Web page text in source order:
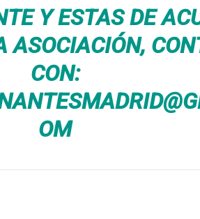
Y ESTAS DE
ASOCIACIÓN,
CON:
OM